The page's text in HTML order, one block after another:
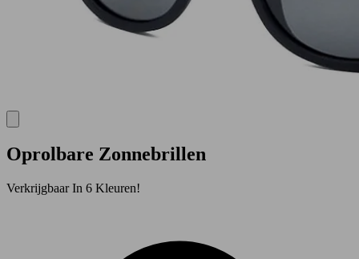
Oprolbare Zonnebrillen
Verkrijgbaar In 6 Kleuren!